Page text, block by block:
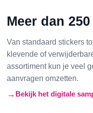
Meer dan
Van standaard stickers
klevende of
assortiment kun je veel
aanvragen omzetten.
Bekijk het digitale